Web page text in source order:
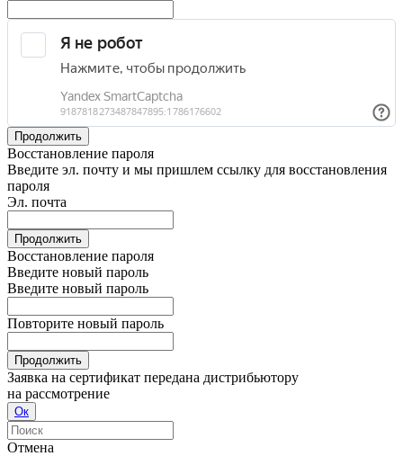
Продолжить
Восстановление пароля
Введите эл. почту и мы пришлем ссылку для восстановления
пароля
Эл. почта
Продолжить
Восстановление пароля
Введите новый пароль
Введите новый пароль
Повторите новый пароль
Продолжить
Заявка на сертификат передана дистрибьютору
на рассмотрение
Ок
Отмена